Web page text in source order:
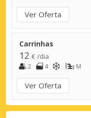
Carrinhas
12 € /dia
Ver Oferta
2 4 M
Ver Oferta